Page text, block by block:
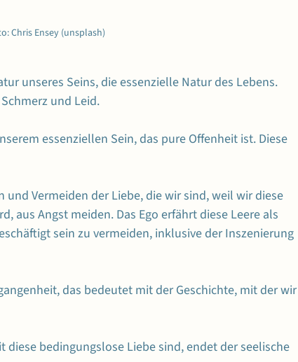
Chris Ensey (unsplash)
unseres Seins, die essenzielle Natur des Lebens.
und Leid.
essenziellen Sein, das pure Offenheit ist. Diese
Vermeiden der Liebe, die wir sind, weil wir diese
aus Angst meiden. Das Ego erfährt diese Leere als
sein zu vermeiden, inklusive der Inszenierung
das bedeutet mit der Geschichte, mit der wir
diese bedingungslose Liebe sind, endet der seelische